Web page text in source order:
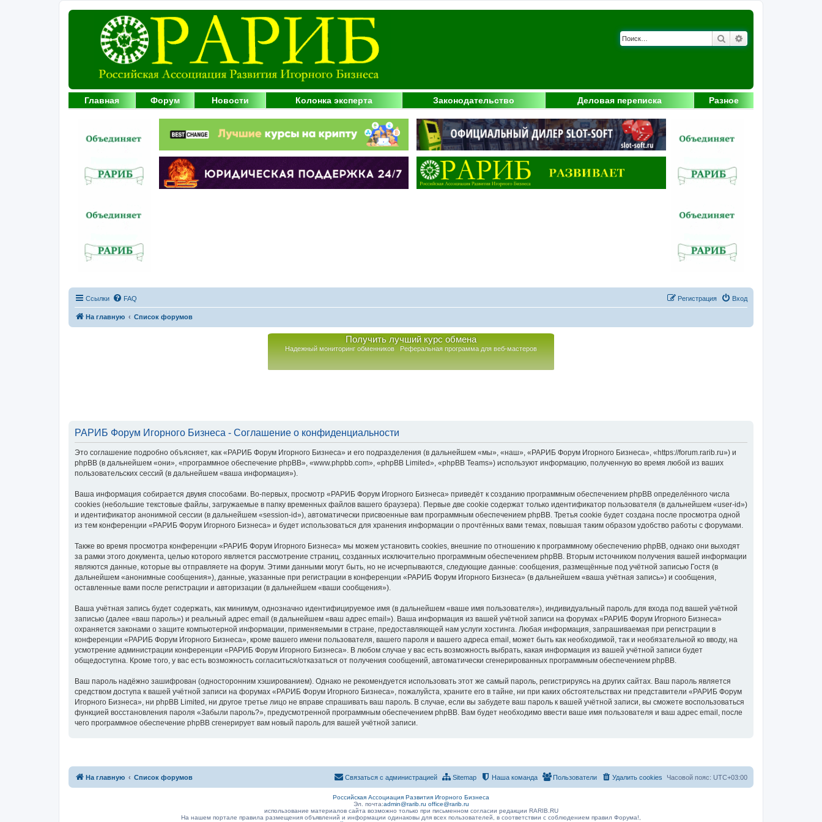
Поиск
Главная Форум Новости Колонка эксперта Законодательство Деловая переписка Разное
Ссылки FAQ Вход
Регистрация
На главную Список форумов
Получить лучший курс обмена
Надежный мониторинг обменников Реферальная программа для веб-мастеров
РАРИБ Форум Игорного Бизнеса - Соглашение о конфиденциальности
Это соглашение подробно объясняет, как «РАРИБ Форум Игорного Бизнеса» и его подразделения (в дальнейшем «мы», «наш», «РАРИБ Форум Игорного Бизнеса», «https://forum.rarib.ru») и
phpBB (в дальнейшем «они», «программное обеспечение phpBB», «www.phpbb.com», «phpBB Limited», «phpBB Teams») используют информацию, полученную во время любой из ваших
пользовательских сессий (в дальнейшем «ваша информация»).
Ваша информация собирается двумя способами. Во-первых, просмотр «РАРИБ Форум Игорного Бизнеса» приведёт к созданию программным обеспечением phpBB определённого числа
cookies (небольшие текстовые файлы, загружаемые в папку временных файлов вашего браузера). Первые две cookie содержат только идентификатор пользователя (в дальнейшем «user-id»)
и идентификатор анонимной сессии (в дальнейшем «session-id»), автоматически присвоенные вам программным обеспечением phpBB. Третья cookie будет создана после просмотра одной
из тем конференции «РАРИБ Форум Игорного Бизнеса» и будет использоваться для хранения информации о прочтённых вами темах, повышая таким образом удобство работы с форумами.
Также во время просмотра конференции «РАРИБ Форум Игорного Бизнеса» мы можем установить cookies, внешние по отношению к программному обеспечению phpBB, однако они выходят
за рамки этого документа, целью которого является рассмотрение страниц, созданных исключительно программным обеспечением phpBB. Вторым источником получения вашей информации
являются данные, которые вы отправляете на форум. Этими данными могут быть, но не исчерпываются, следующие данные: сообщения, размещённые под учётной записью Гостя (в
дальнейшем «анонимные сообщения»), данные, указанные при регистрации в конференции «РАРИБ Форум Игорного Бизнеса» (в дальнейшем «ваша учётная запись») и сообщения,
оставленные вами после регистрации и авторизации (в дальнейшем «ваши сообщения»).
Ваша учётная запись будет содержать, как минимум, однозначно идентифицируемое имя (в дальнейшем «ваше имя пользователя»), индивидуальный пароль для входа под вашей учётной
записью (далее «ваш пароль») и реальный адрес email (в дальнейшем «ваш адрес email»). Ваша информация из вашей учётной записи на форумах «РАРИБ Форум Игорного Бизнеса»
охраняется законами о защите компьютерной информации, применяемыми в стране, предоставляющей нам услуги хостинга. Любая информация, запрашиваемая при регистрации в
конференции «РАРИБ Форум Игорного Бизнеса», кроме вашего имени пользователя, вашего пароля и вашего адреса email, может быть как необходимой, так и необязательной ко вводу, на
усмотрение администрации конференции «РАРИБ Форум Игорного Бизнеса». В любом случае у вас есть возможность выбрать, какая информация из вашей учётной записи будет
общедоступна. Кроме того, у вас есть возможность согласиться/отказаться от получения сообщений, автоматически сгенерированных программным обеспечением phpBB.
Ваш пароль надёжно зашифрован (односторонним хэшированием). Однако не рекомендуется использовать этот же самый пароль, регистрируясь на других сайтах. Ваш пароль является
средством доступа к вашей учётной записи на форумах «РАРИБ Форум Игорного Бизнеса», пожалуйста, храните его в тайне, ни при каких обстоятельствах ни представители «РАРИБ Форум
Игорного Бизнеса», ни phpBB Limited, ни другое третье лицо не вправе спрашивать ваш пароль. В случае, если вы забудете ваш пароль к вашей учётной записи, вы сможете воспользоваться
функцией восстановления пароля «Забыли пароль?», предусмотренной программным обеспечением phpBB. Вам будет необходимо ввести ваше имя пользователя и ваш адрес email, после
чего программное обеспечение phpBB сгенерирует вам новый пароль для вашей учётной записи.
На главную Список форумов Часовой пояс: UTC+03:00
Удалить cookies
Пользователи
Наша команда
Sitemap
Связаться с администрацией
Российская Ассоциация Развития Игорного Бизнеса
Эл. почта:admin@rarib.ru office@rarib.ru
использование материалов сайта возможно только при письменном согласии редакции RARIB.RU
На нашем портале правила размещения объявлений и информации одинаковы для всех пользователей, в соответствии с соблюдением правил Форума!,